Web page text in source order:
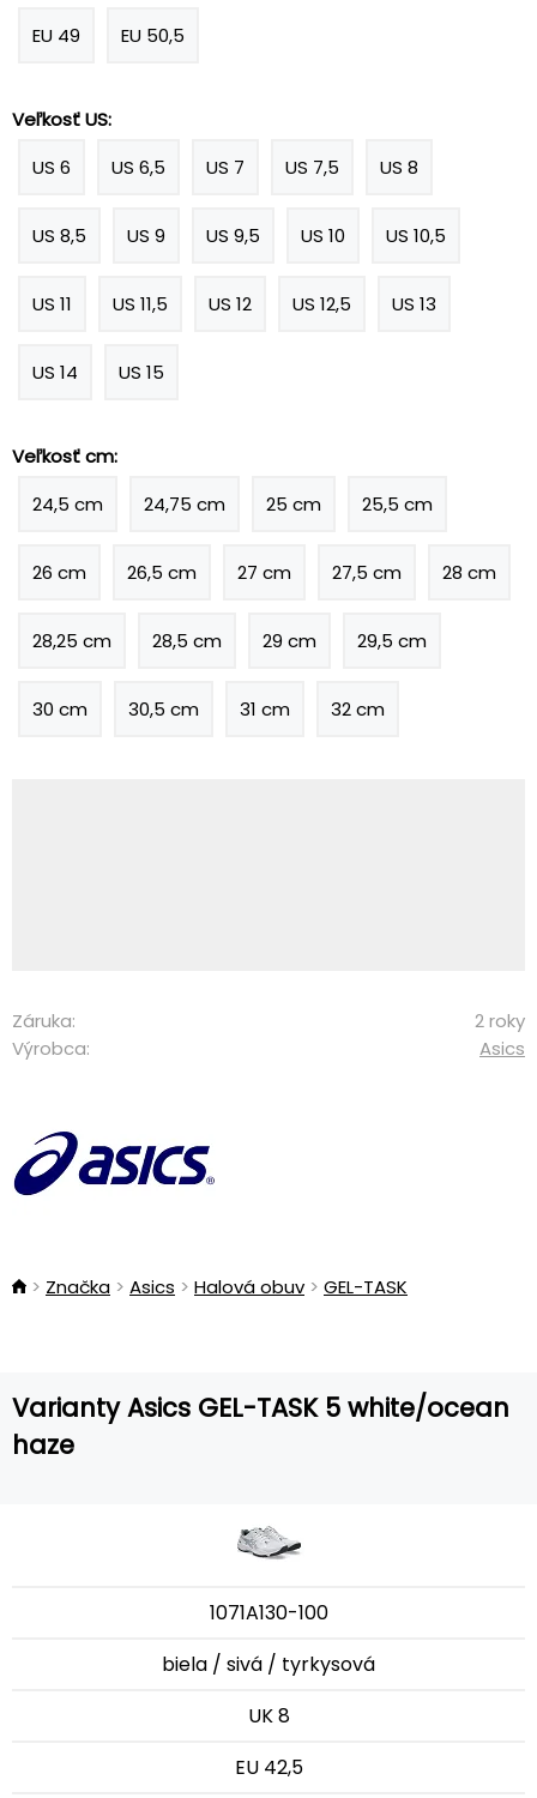
EU 49 EU 50,5
Veľkosť US:
US 6
US 6,5 US 7 US 7,5 US 8
US 8,5 US 9 US 9,5 US 10 US 10,5
US 11 US 11,5 US 12 US 12,5 US 13
US 14 US 15
Veľkosť cm:
24,5 cm
24,75 cm 25 cm 25,5 cm
26 cm 26,5 cm 27 cm 27,5 cm 28 cm
28,25 cm 28,5 cm 29 cm 29,5 cm
30 cm 30,5 cm 31 cm 32 cm
Záruka:
2 roky
Výrobca:
Asics
Značka Asics Halová obuv GEL-TASK
Varianty Asics GEL-TASK 5 white/ocean
haze
1071A130-100
biela / sivá / tyrkysová
UK 8
EU 42,5